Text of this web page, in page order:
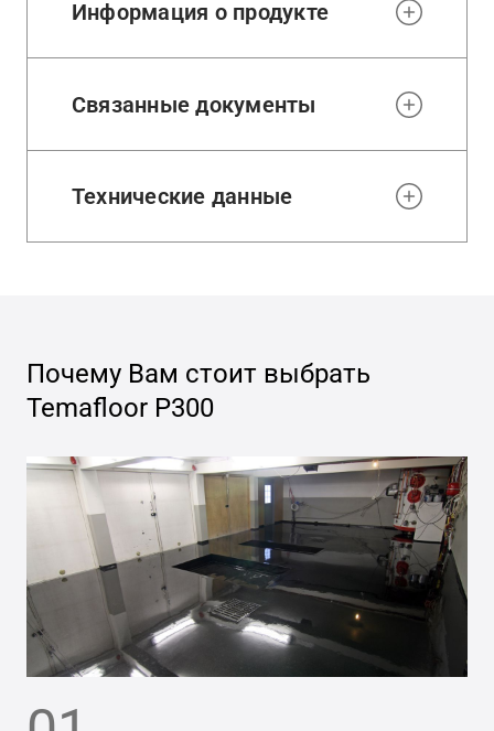
Информация о продукте
Связанные документы
Технические данные
Почему Вам стоит выбрать
Temafloor P300